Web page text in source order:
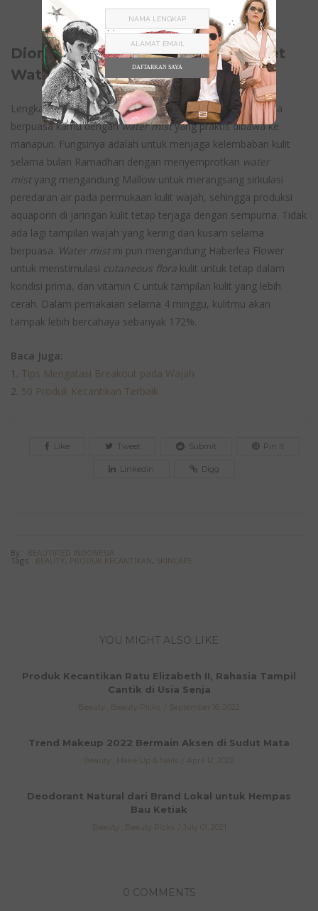
Dior Hydra Life Fresh Reviver Sorbet
Water Mist
Lengkapiskincareuntuk menjaga kelembaban kulit selama
berpuasa kamu denganwater mistyang praktis dibawa ke
manapun. Fungsinya adalah untuk menjaga kelembaban kulit
selama bulan Ramadhan dengan menyemprotkan water
mist yang mengandung Mallow untuk merangsang sirkulasi
peredaran air pada permukaan kulit wajah, sehingga produksi
aquaporin di jaringan kulit tetap terjaga dengan sempurna. Tidak
ada lagi tampilan wajah yang kering dan kusam selama
berpuasa. Water mist ini pun mengandung Haberlea Flower
untuk menstimulasi cutaneous flora kulit untuk tetap dalam
kondisi prima, dan vitamin C untuk tampilan kulit yang lebih
cerah. Dalam pemakaian selama 4 minggu, kulitmu akan
tampak lebih bercahaya sebanyak 172%.
Baca Juga:
1. Tips Mengatasi Breakout pada Wajah
2. 50 Produk Kecantikan Terbaik
Like Tweet Submit Pin It
Linkedin Digg
By: BEAUTIFIED INDONESIA
Tags: BEAUTY , PRODUK KECANTIKAN, SKINCARE
YOU MIGHT ALSO LIKE
Produk Kecantikan Ratu Elizabeth II, Rahasia Tampil
Cantik di Usia Senja
Beauty Beauty Picks September 16, 2022
Trend Makeup 2022 Bermain Aksen di Sudut Mata
Beauty Make Up & Nails April 12, 2022
Deodorant Natural dari Brand Lokal untuk Hempas
Bau Ketiak
Beauty Beauty Picks July 01, 2021
0 COMMENTS
DAFTARKAN SAYA